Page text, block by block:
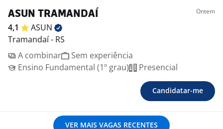
ASUN TRAMANDAÍ Ontem
4,1
ASUN
Tramandaí - RS
A combinar
Sem experiência
Ensino Fundamental (1º grau)
Presencial
Candidatar-me
VER MAIS VAGAS RECENTES